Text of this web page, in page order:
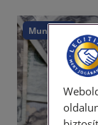
Munkajog